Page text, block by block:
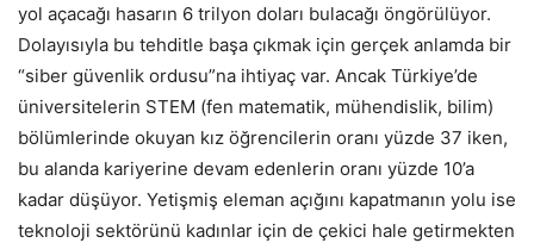
yol açacağı hasarın 6 trilyon doları bulacağı öngörülüyor.
Dolayısıyla bu tehditle başa çıkmak için gerçek anlamda bir
“siber güvenlik ordusu”na ihtiyaç var. Ancak Türkiye’de
üniversitelerin STEM (fen matematik, mühendislik, bilim)
bölümlerinde okuyan kız öğrencilerin oranı yüzde 37 iken,
bu alanda kariyerine devam edenlerin oranı yüzde 10’a
kadar düşüyor. Yetişmiş eleman açığını kapatmanın yolu ise
teknoloji sektörünü kadınlar için de çekici hale getirmekten